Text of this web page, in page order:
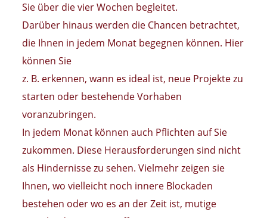
Sie über die vier Wochen begleitet.
Darüber hinaus werden die Chancen betrachtet,
die Ihnen in jedem Monat begegnen können. Hier
können Sie
z. B. erkennen, wann es ideal ist, neue Projekte zu
starten oder bestehende Vorhaben
voranzubringen.
In jedem Monat können auch Pflichten auf Sie
zukommen. Diese Herausforderungen sind nicht
als Hindernisse zu sehen. Vielmehr zeigen sie
Ihnen, wo vielleicht noch innere Blockaden
bestehen oder wo es an der Zeit ist, mutige